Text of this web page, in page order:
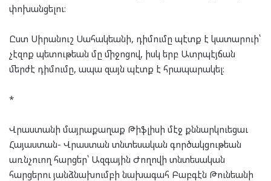
փոխանցելու։
Ըստ Սիրանուշ Սահակեանի, դիմումը պէտք է կատարուի՝
չէզոք պետութեան մը միջոցով, իսկ երբ Ատրպէյճան
մերժէ դիմումը, ապա զայն պէտք է հրապարակել։
*
Վրաստանի մայրաքաղաք Թիֆլիսի մէջ քննարկուեցաւ
Հայաստան- Վրաստան տնտեսական գործակցութեան
առնչուող հարցեր՝ Ազգային Ժողովի տնտեսական
հարցերու յանձնախումբի նախագահ Բաբգէն Թունեանի